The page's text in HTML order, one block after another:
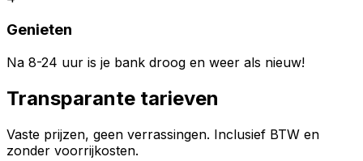
Genieten
Na 8-24 uur is je bank droog en weer als nieuw!
Transparante tarieven
Vaste prijzen, geen verrassingen. Inclusief BTW en
zonder voorrijkosten.